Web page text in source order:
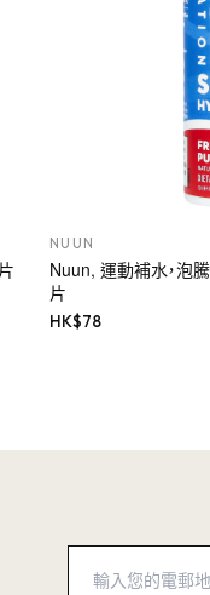
NUUN
Nuun, 運動補水，泡
片
HK$78